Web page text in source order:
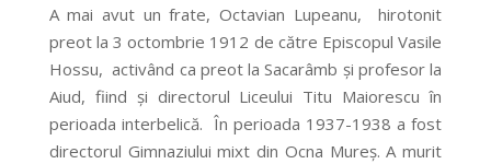
A mai avut un frate, Octavian Lupeanu, hirotonit
preot la 3 octombrie 1912 de către Episcopul Vasile
Hossu, activând ca preot la Sacarâmb şi profesor la
Aiud, fiind şi directorul Liceului Titu Maiorescu în
perioada interbelică. În perioada 1937-1938 a fost
directorul Gimnaziului mixt din Ocna Mureş. A murit